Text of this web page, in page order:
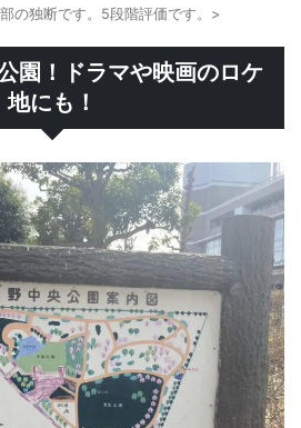
の独断です。5段階評価です。>
園！ドラマや映画のロケ
地にも！